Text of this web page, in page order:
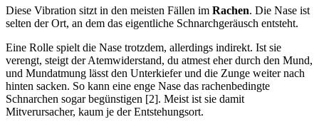
Diese Vibration sitzt in den meisten Fällen im Rachen. Die Nase ist
selten der Ort, an dem das eigentliche Schnarchgeräusch entsteht.
Eine Rolle spielt die Nase trotzdem, allerdings indirekt. Ist sie
verengt, steigt der Atemwiderstand, du atmest eher durch den Mund,
und Mundatmung lässt den Unterkiefer und die Zunge weiter nach
hinten sacken. So kann eine enge Nase das rachenbedingte
Schnarchen sogar begünstigen [2]. Meist ist sie damit
Mitverursacher, kaum je der Entstehungsort.